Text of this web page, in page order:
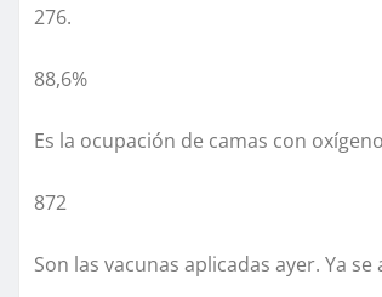
276.
88,6%
Es la ocupación de camas con
872
Son las vacunas aplicadas ayer. Ya